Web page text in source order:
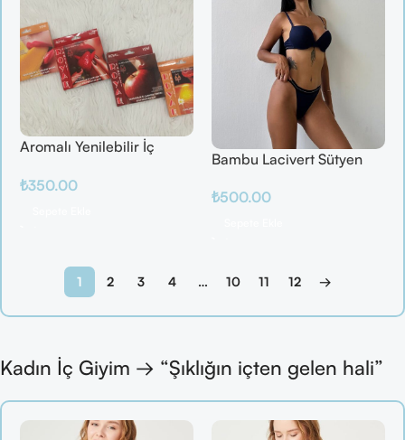
Aromalı Yenilebilir İç
/ Elma / Portakal
₺350.00
Bambu Lacivert Sütyen
₺500.00
1 2 3 4 … 10 11 12 →
Kadın İç Giyim → “Şıklığın içten gelen hali”